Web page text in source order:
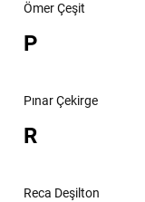
Ömer Çeşit
P
Pınar Çekirge
R
Reca Deşilton